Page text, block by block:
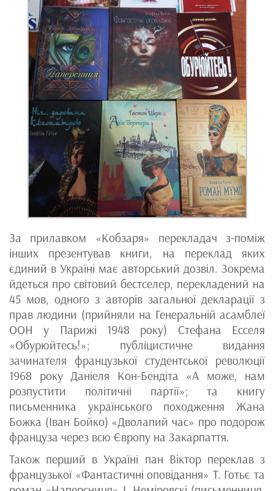
За прилавком «Кобзаря» перекладач з-поміж
інших презентував книги, на переклад яких
єдиний в Україні має авторський дозвіл. Зокрема
йдеться про світовий бестселер, перекладений на
45 мов, одного з авторів загальної декларації з
прав людини (прийняли на Генеральній асамблеї
ООН у Парижі 1948 року) Стефана Есселя
«Обурюйтесь!»; публіцистичне видання
зачинателя французької студентської революції
1968 року Даніеля Кон-Бендіта «А може, нам
розпустити політичні партії»; та книгу
письменника українського походження Жана
Божка (Іван Бойко) «Дволапий час» про подорож
француза через всю Європу на Закарпаття.
Також перший в Україні пан Віктор переклав з
французької «Фантастичні оповідання» Т. Готьє та